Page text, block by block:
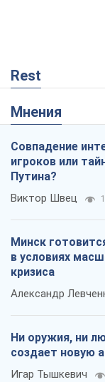
Rest
Мнения
Совпадение
игроков или
Путина?
Виктор Швец
Минск
в условиях
кризиса
Александр
Ни оружия, ни
создает новую
Игар Тышкевич